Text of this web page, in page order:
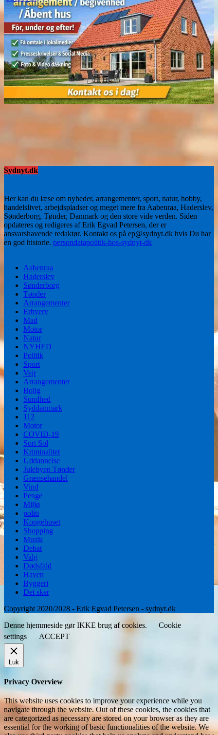
Sydnyt.dk
Her kan du læse om nyheder, arrangementer, sport, natur, hobby,
handelslivet, arbejdspladser og meget mere fra Aabenraa, Haderslev,
Sønderborg, Tønder, Danmark og den store vide verden. Siden
opdateres og redigeres af Erik Egvad Petersen, der er
ansvarshavende redaktør. Kontakt os på ep@sydnyt.dk hvis Du har
en god historie. persondatapolitik-hos-sydnyt-dk
Aabenraa
Haderslev
Sønderborg
Tønder
Arrangementer
Erhverv
Mad
Motor
Natur
NYHED
Politik
Sport
Vejr
Arrangementer
Bolig
Sundhed
Syddanmark
112
Motor
COVID-19
Sort Sol
Kriminalitet
Uddannelse
Julebyen Tønder
Grænsehandel
Vind
Penge
Miljø
politi
Kongehuset
Shopping
Musik
Debat
Valg
Dødsfald
Haven
Byggeri
Det sker
Copyright 2020/2028 - Erik Egvad Petersen - sydnyt.dk
Denne hjemmeside gør IKKE brug af cookies.
Cookie
settings
ACCEPT
Luk
Privacy Overview
This website uses cookies to improve your experience while you
navigate through the website. Out of these cookies, the cookies that
are categorized as necessary are stored on your browser as they are
essential for the working of basic functionalities of the website. We